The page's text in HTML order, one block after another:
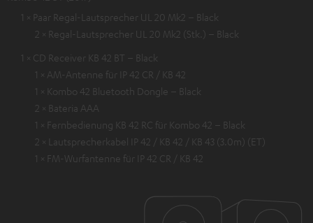
1 × Paar Regal-Lautsprecher UL 20 Mk2 – Black
2 × Regal-Lautsprecher UL 20 Mk2 (Stk.) – Black
1 × CD Receiver KB 42 BT – Black
1 × AM-Antenne für IP 42 CR / KB 42
1 × Kombo 42 Bluetooth Dongle – Black
2 × Bateria AAA
1 × Fernbedienung KB 42 RC für Kombo 42 – Black
2 × Lautsprecherkabel IP 42 / KB 42 / KB 43 (3.0m) (ET)
1 × FM-Wurfantenne für IP 42 CR / KB 42